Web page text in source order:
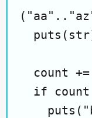
count +=
if